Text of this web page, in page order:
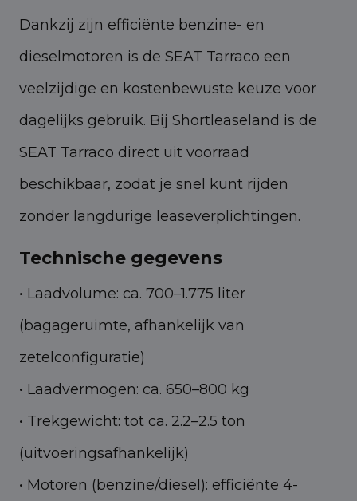
Dankzij zijn efficiënte benzine- en
dieselmotoren is de SEAT Tarraco een
veelzijdige en kostenbewuste keuze voor
dagelijks gebruik. Bij Shortleaseland is de
SEAT Tarraco direct uit voorraad
beschikbaar, zodat je snel kunt rijden
zonder langdurige leaseverplichtingen.
Technische gegevens
• Laadvolume: ca. 700–1.775 liter
(bagageruimte, afhankelijk van
zetelconfiguratie)
• Laadvermogen: ca. 650–800 kg
• Trekgewicht: tot ca. 2.2–2.5 ton
(uitvoeringsafhankelijk)
• Motoren (benzine/diesel): efficiënte 4-